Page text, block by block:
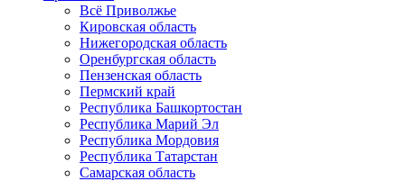
Всё Приволжье
Кировская область
Нижегородская область
Оренбургская область
Пензенская область
Пермский край
Республика Башкортостан
Республика Марий Эл
Республика Мордовия
Республика Татарстан
Самарская область